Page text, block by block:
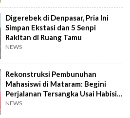
Digerebek di Denpasar, Pria Ini
Simpan Ekstasi dan 5 Senpi
Rakitan di Ruang Tamu
NEWS
Rekonstruksi Pembunuhan
Mahasiswi di Mataram: Begini
Perjalanan Tersangka Usai Habisi
Korban
NEWS